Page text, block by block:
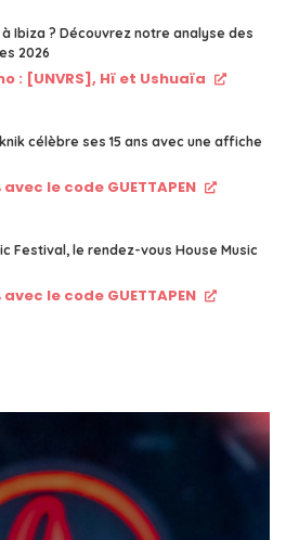
Ibiza ? Découvrez notre analyse des
2026
: [UNVRS], Hï et Ushuaïa
célèbre ses 15 ans avec une affiche
avec le code GUETTAPEN
Festival, le rendez-vous House Music
avec le code GUETTAPEN